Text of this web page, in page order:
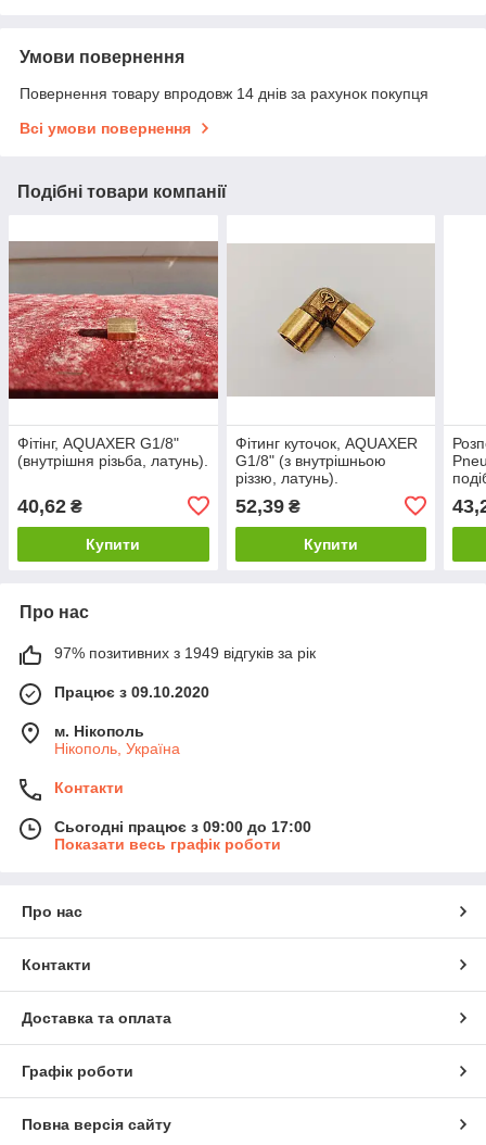
Умови повернення
Повернення товару впродовж 14 днів за рахунок покупця
Всі умови повернення
Подібні товари компанії
Фітінг, AQUAXER G1/8"
(внутрішня різьба, латунь).
40,62 ₴
Купити
Фітинг куточок, AQUAXER
G1/8" (з внутрішньою
різзю, латунь).
52,39₴
Купити
Про нас
97% позитивних з 1949 відгуків за рік
Працює з 09.10.2020
м. Нікополь
Нікополь, Україна
Контакти
Сьогодні працює з 09:00 до 17:00
Показати весь графік роботи
Про нас
Контакти
Доставка та оплата
Графік роботи
Повна версія сайту